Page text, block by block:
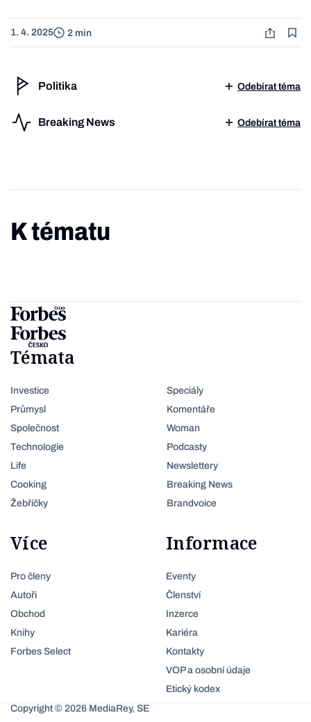
1. 4. 2025 2 min
Politika Odebírat téma
Breaking News Odebírat téma
K tématu
Témata
Investice
Průmysl
Společnost
Technologie
Life
Cooking
Žebříčky
Speciály
Komentáře
Woman
Podcasty
Newslettery
Breaking News
Brandvoice
Více
Pro členy
Autoři
Obchod
Knihy
Forbes Select
Informace
Eventy
Členství
Inzerce
Kariéra
Kontakty
VOP a osobní údaje
Etický kodex
Copyright © 2026 MediaRey, SE